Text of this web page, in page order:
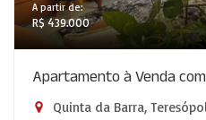
A partir de:
R$ 439.000
Apartamento à Venda
Quinta da Barra,